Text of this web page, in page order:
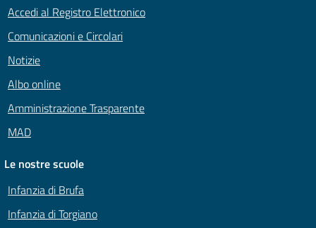
Accedi al Registro Elettronico
Comunicazioni e Circolari
Notizie
Albo online
Amministrazione Trasparente
MAD
Le nostre scuole
Infanzia di Brufa
Infanzia di Torgiano